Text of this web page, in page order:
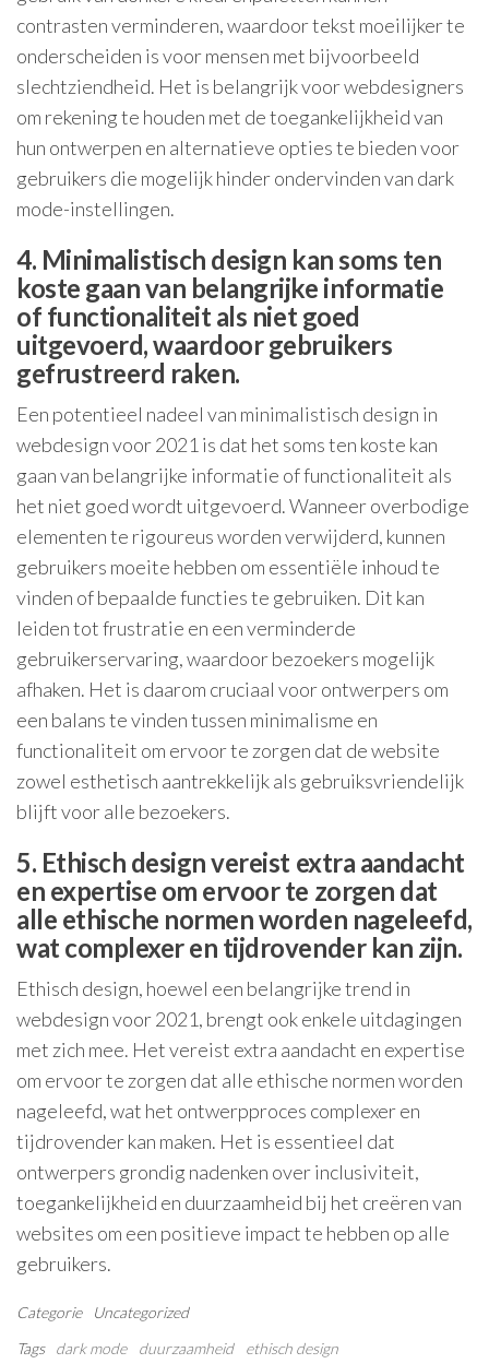
contrasten verminderen, waardoor tekst moeilijker te
onderscheiden is voor mensen met bijvoorbeeld
slechtziendheid. Het is belangrijk voor webdesigners
om rekening te houden met de toegankelijkheid van
hun ontwerpen en alternatieve opties te bieden voor
gebruikers die mogelijk hinder ondervinden van dark
mode-instellingen.
4. Minimalistisch design kan soms ten
koste gaan van belangrijke informatie
of functionaliteit als niet goed
uitgevoerd, waardoor gebruikers
gefrustreerd raken.
Een potentieel nadeel van minimalistisch design in
webdesign voor 2021 is dat het soms ten koste kan
gaan van belangrijke informatie of functionaliteit als
het niet goed wordt uitgevoerd. Wanneer overbodige
elementen te rigoureus worden verwijderd, kunnen
gebruikers moeite hebben om essentiële inhoud te
vinden of bepaalde functies te gebruiken. Dit kan
leiden tot frustratie en een verminderde
gebruikerservaring, waardoor bezoekers mogelijk
afhaken. Het is daarom cruciaal voor ontwerpers om
een balans te vinden tussen minimalisme en
functionaliteit om ervoor te zorgen dat de website
zowel esthetisch aantrekkelijk als gebruiksvriendelijk
blijft voor alle bezoekers.
5. Ethisch design vereist extra aandacht
en expertise om ervoor te zorgen dat
alle ethische normen worden nageleefd,
wat complexer en tijdrovender kan zijn.
Ethisch design, hoewel een belangrijke trend in
webdesign voor 2021, brengt ook enkele uitdagingen
met zich mee. Het vereist extra aandacht en expertise
om ervoor te zorgen dat alle ethische normen worden
nageleefd, wat het ontwerpproces complexer en
tijdrovender kan maken. Het is essentieel dat
ontwerpers grondig nadenken over inclusiviteit,
toegankelijkheid en duurzaamheid bij het creëren van
websites om een positieve impact te hebben op alle
gebruikers.
Categorie
Uncategorized
Tags
dark mode duurzaamheid
ethisch design